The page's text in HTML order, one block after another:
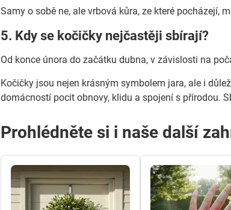
Samy o sobě ne, ale vrbová kůra, ze které pocházejí,
5. Kdy se kočičky nejčastěji sbírají?
Od konce února do začátku dubna, v závislosti na
Kočičky jsou nejen krásným symbolem jara, ale i
domácností pocit obnovy, klidu a spojení s přírodou.
Prohlédněte si i naše další